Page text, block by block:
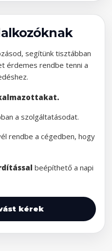
segítünk tisztábban
érdemes rendbe tenni a
a szolgáltatásodat.
rendbe a cégedben, hogy
beépíthető a napi
kérek